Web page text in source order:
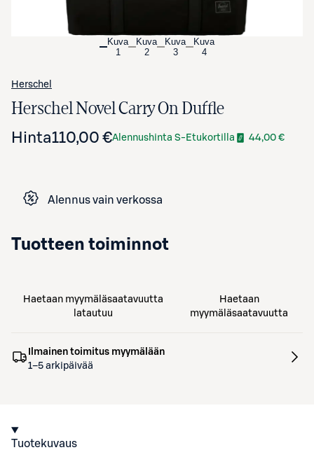
Kuva
1
Kuva
2
Kuva
3
Kuva
4
Herschel
Herschel Novel Carry On Duffle
Hinta110,00 €Alennushinta S-Etukortilla 44,00 €
Alennus vain verkossa
Tuotteen toiminnot
Haetaan myymäläsaatavuutta
latautuu
Haetaan
myymäläsaatavuutta
Ilmainen toimitus myymälään
1–5 arkipäivää
Tuotekuvaus